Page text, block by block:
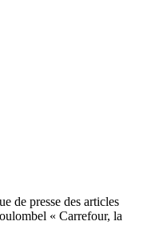
de presse des articles
« Carrefour, la